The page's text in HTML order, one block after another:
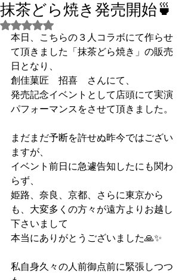
抹茶どら焼き発売開始🍵
5つ星のうちNaNと評価されています。
本日、こちらの３人コラボにて作らせ
て頂きました「抹茶どら焼き」の販売
日となり、
創佳菓匠　招喜　さんにて、
発売記念イベントとして店頭にて実演
パフォーマンスをさせて頂きました。
まだまだ予断を許せぬ昨今ではござい
ますが、
イベント前日に急遽告知したにも関わ
らず、
姫路、奈良、京都、さらに東京から
も、大変多くの方々が遠方よりお越し
下さいまして
本当にありがとうございました🙏✨
私自身久々の人前御点前に緊張しつつ